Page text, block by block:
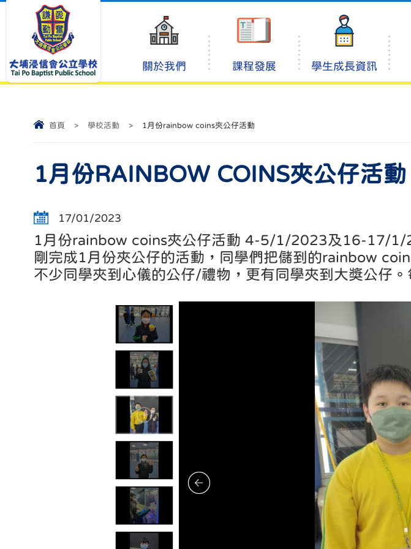
關於我們 課程發展 學生成長資訊
首頁 > 學校活動 > 1月份rainbow coins夾公仔活動
1月份RAINBOW COINS夾公仔活動
17/01/2023
1月份rainbow coins夾公仔活動 4-5/1/2023及16-17/1/
剛完成1月份夾公仔的活動，同學們把儲到的rainbow
不少同學夾到心儀的公仔/禮物，更有同學夾到大獎公仔